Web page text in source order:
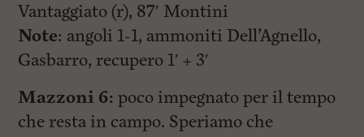
Vantaggiato (r), 87′ Montini
Note: angoli 1-1, ammoniti Dell’Agnello,
Gasbarro, recupero 1′ + 3′
Mazzoni 6: poco impegnato per il tempo
che resta in campo. Speriamo che